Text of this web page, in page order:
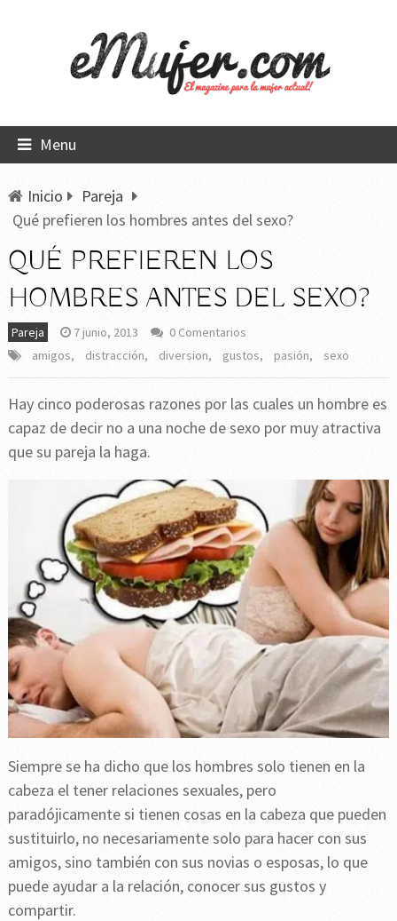
Menu
Inicio
Pareja
Qué prefieren los hombres antes del sexo?
QUÉ PREFIEREN LOS
HOMBRES ANTES DEL SEXO?
Pareja 7 junio, 2013
0 Comentarios
amigos, distracción, diversion, gustos, pasión, sexo
Hay cinco poderosas razones por las cuales un hombre es
capaz de decir no a una noche de sexo por muy atractiva
que su pareja la haga.
Siempre se ha dicho que los hombres solo tienen en la
cabeza el tener relaciones sexuales, pero
paradójicamente si tienen cosas en la cabeza que pueden
sustituirlo, no necesariamente solo para hacer con sus
amigos, sino también con sus novias o esposas, lo que
puede ayudar a la relación, conocer sus gustos y
compartir.